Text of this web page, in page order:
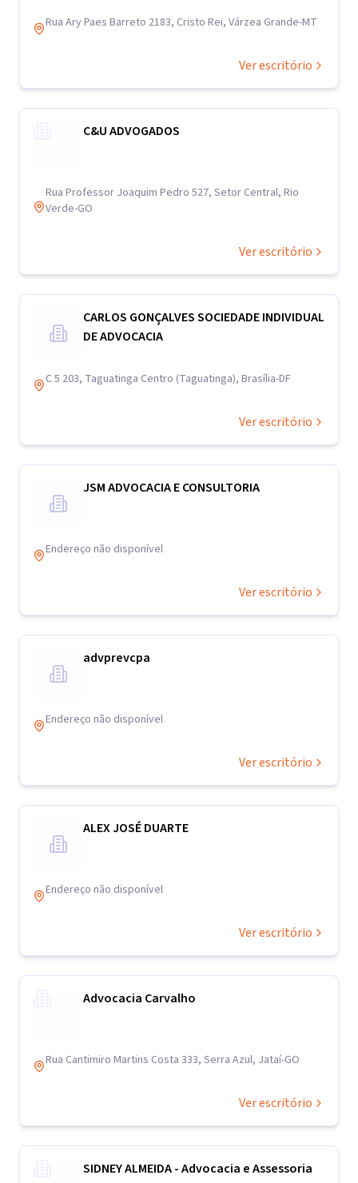
Rua Ary Paes Barreto 2183, Cristo Rei, Várzea Grande-MT
Ver escritório
C&U ADVOGADOS
Rua Professor Joaquim Pedro 527, Setor Central, Rio
Verde-GO
Ver escritório
CARLOS GONÇALVES SOCIEDADE INDIVIDUAL
DE ADVOCACIA
C 5 203, Taguatinga Centro (Taguatinga), Brasília-DF
Ver escritório
JSM ADVOCACIA E CONSULTORIA
Endereço não disponível
Ver escritório
advprevcpa
Endereço não disponível
Ver escritório
ALEX JOSÉ DUARTE
Endereço não disponível
Ver escritório
Advocacia Carvalho
Rua Cantimiro Martins Costa 333, Serra Azul, Jataí-GO
Ver escritório
SIDNEY ALMEIDA - Advocacia e Assessoria